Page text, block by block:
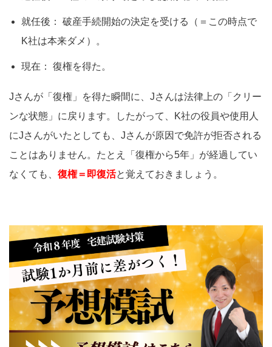
就任後： 破産手続開始の決定を受ける（＝この時点で
K社は本来ダメ）。
現在： 復権を得た。
Jさんが「復権」を得た瞬間に、Jさんは法律上の「クリー
ンな状態」に戻ります。したがって、K社の役員や使用人
にJさんがいたとしても、Jさんが原因で免許が拒否される
ことはありません。たとえ「復権から5年」が経過してい
なくても、 復権＝即復活と覚えておきましょう。